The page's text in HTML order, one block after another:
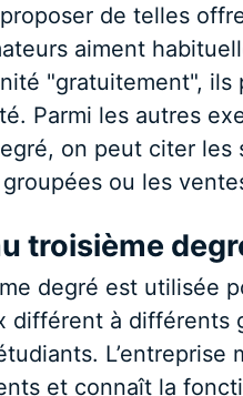
de telles
aiment
"gratuitement", ils
Parmi les autres
on peut citer les
ou les
troisième
degré est utilisée
différent à différents
L’entreprise
et connaît la